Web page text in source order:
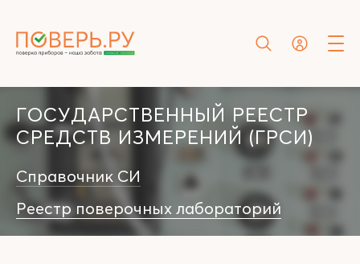
ГОСУДАРСТВЕННЫЙ РЕЕСТР
СРЕДСТВ ИЗМЕРЕНИЙ (ГРСИ)
Справочник СИ
Реестр поверочных лабораторий